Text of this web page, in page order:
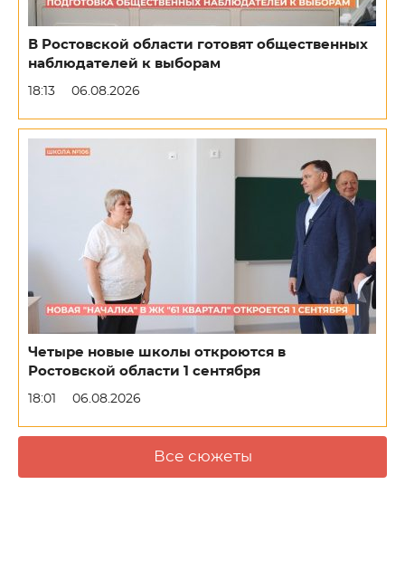
В Ростовской области готовят общественных
наблюдателей к выборам
18:13 06.08.2026
Четыре новые школы откроются в
Ростовской области 1 сентября
18:01 06.08.2026
Все сюжеты